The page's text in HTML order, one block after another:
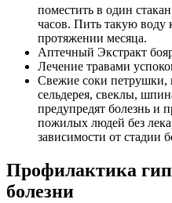
поместить в один
часов. Пить такую воду
протяжении месяца.
Аптечный Экстракт
Лечение травами
Свежие соки петрушки,
сельдерея, свеклы,
предупредят болезнь и
пожилых людей без
зависимости от стадии
Профилактика
болезни